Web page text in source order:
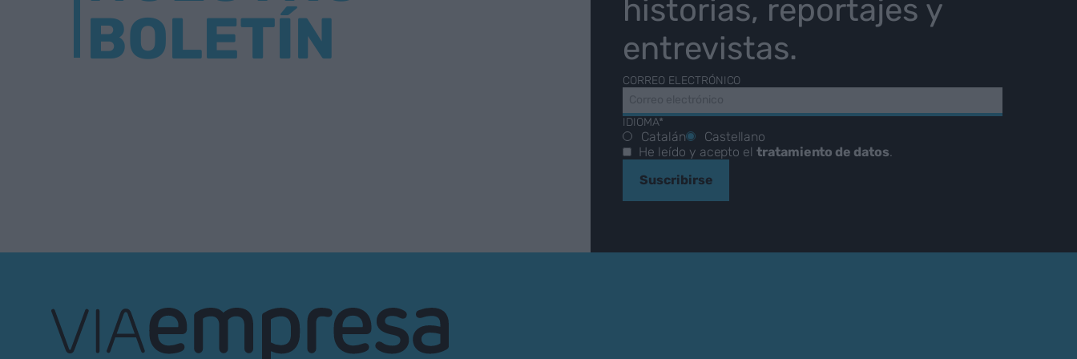
BOLETÍN
historias, reportajes y
entrevistas.
CORREO ELECTRÓNICO
IDIOMA*
Catalán
Castellano
He leído y acepto eltratamiento de datos.
Suscribirse